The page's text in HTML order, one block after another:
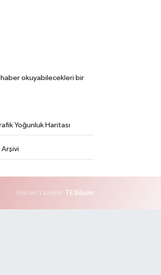
okuyabilecekleri bir
Yoğunluk Haritası
Arşivi
Haber Yazılımı: TE Bilişim